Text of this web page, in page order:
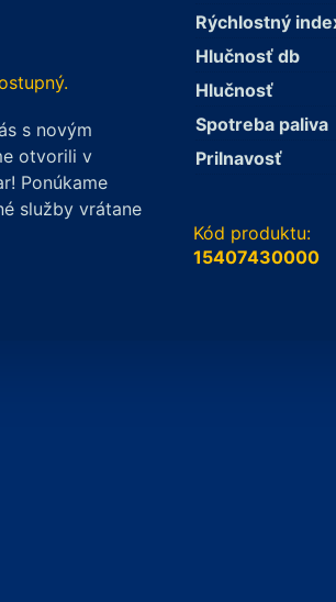
s novým
otvorili v
Ponúkame
služby vrátane
Rýchlostný
Hlučnosť db
Hlučnosť
Spotreba paliva
Prilnavosť
Kód produktu:
15407430000